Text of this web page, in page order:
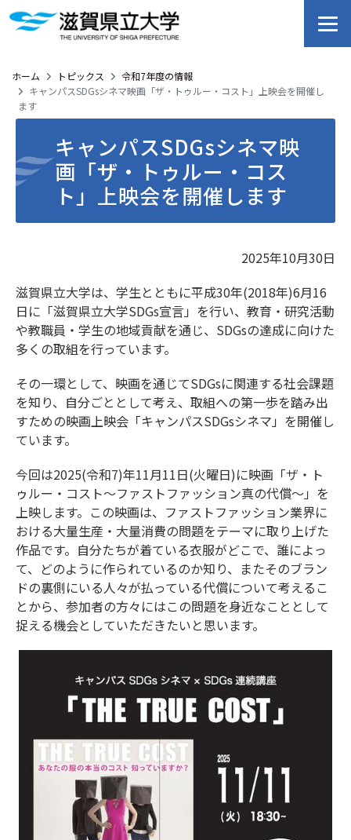
ホーム トピックス
令和7年度の情報
キャンパスSDGsシネマ映画「ザ・トゥルー・コスト」上映会を開催し
ます
キャンパスSDGsシネマ映
画「ザ・トゥルー・コス
ト」上映会を開催します
2025年10月30日
滋賀県立大学は、学生とともに平成30年(2018年)6月16
日に「滋賀県立大学SDGs宣言」を行い、教育・研究活動
や教職員・学生の地域貢献を通じ、 SDGsの達成に向けた
多くの取組を行っています。
その一環として、映画を通じてSDGsに関連する社会課題
を知り、自分ごととして考え、取組への第一歩を踏み出
すための映画上映会「キャンパスSDGsシネマ」を開催し
ています。
今回は2025(令和7)年11月11日(火曜日)に映画「ザ・ト
ゥルー・コスト～ファストファッション真の代償～」を
上映します。この映画は、ファストファッション業界に
おける大量生産・大量消費の問題をテーマに取り上げた
作品です。自分たちが着ている衣服がどこで、誰によっ
て、どのように作られているのか知り、またそのブラン
ドの裏側にいる人々が払っている代償について考えるこ
とから、参加者の方々にはこの問題を身近なこととして
捉える機会としていただきたいと思います。